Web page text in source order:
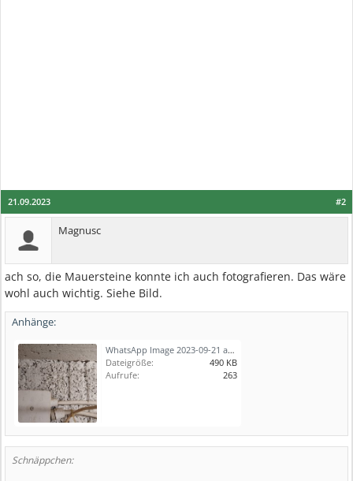
#2
21.09.2023
Magnusc
ach so, die Mauersteine konnte ich auch fotografieren. Das wäre
wohl auch wichtig. Siehe Bild.
Anhänge:
WhatsApp Image 2023-09-21 at 17.46.31.jpeg
Dateigröße:
490 KB
Aufrufe:
263
Schnäppchen: